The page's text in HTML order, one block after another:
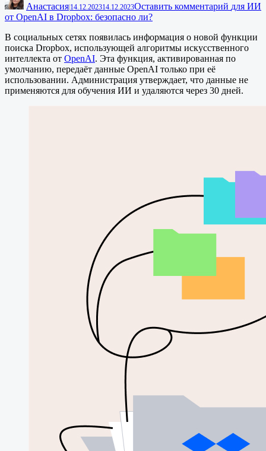
Анастасия 14.12.202314.12.2023Оставить комментарий для ИИ
от OpenAI в Dropbox: безопасно ли?
В социальных сетях появилась информация о новой функции
поиска Dropbox, использующей алгоритмы искусственного
интеллекта от OpenAI. Эта функция, активированная по
умолчанию, передаёт данные OpenAI только при её
использовании. Администрация утверждает, что данные не
применяются для обучения ИИ и удаляются через 30 дней.